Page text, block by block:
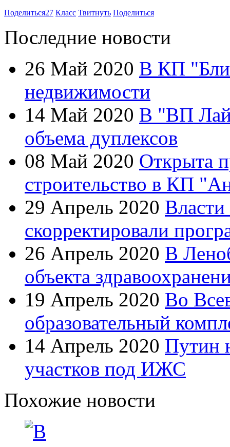
Поделиться27 Класс Твитнуть Поделиться
Последние новости
26 Май 2020 В КП
недвижимости
14 Май 2020 В "ВП
объема дуплексов
08 Май 2020 Открыта
строительство в КП
29 Апрель 2020
скорректировали
26 Апрель 2020 В
объекта
19 Апрель 2020 Во
образовательный
14 Апрель 2020 Путин
участков под ИЖС
Похожие новости